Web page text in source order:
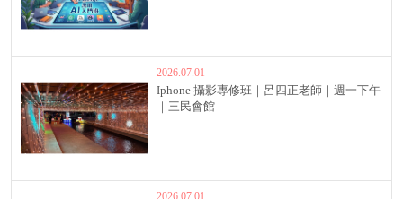
2026.07.01
Iphone 攝影專修班｜呂四正老師｜週一下午
｜三民會館
2026.07.01